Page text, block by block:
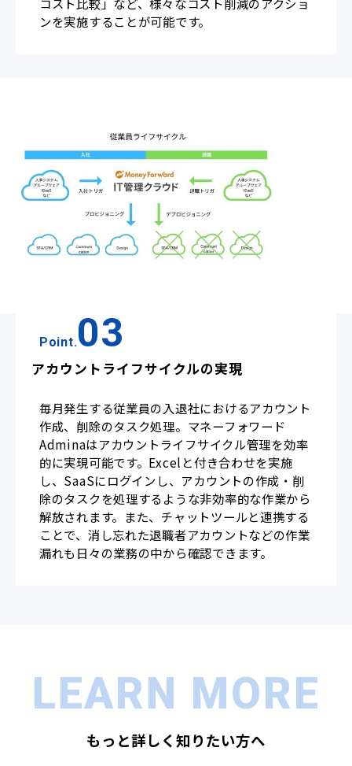
ンを実施することが可能です。
Point.03
アカウントライフサイクルの実現
毎月発生する従業員の入退社におけるアカウント
作成、削除のタスク処理。マネーフォワード
Adminaはアカウントライフサイクル管理を効率
的に実現可能です。Excelと付き合わせを実施
し、SaaSにログインし、アカウントの作成・削
除のタスクを処理するような非効率的な作業から
解放されます。また、チャットツールと連携する
ことで、消し忘れた退職者アカウントなどの作業
漏れも日々の業務の中から確認できます。
LEARN MORE
もっと詳しく知りたい方へ